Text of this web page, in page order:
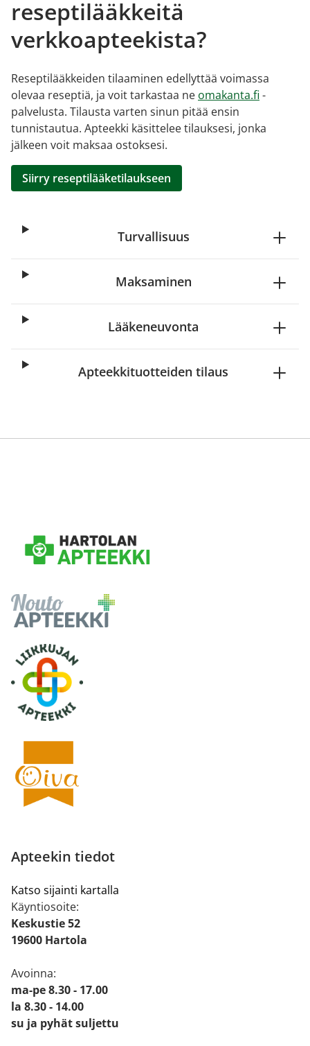
reseptilääkkeitä
verkkoapteekista?
Reseptilääkkeiden tilaaminen edellyttää voimassa
olevaa reseptiä, ja voit tarkastaa ne omakanta.fi -
palvelusta. Tilausta varten sinun pitää ensin
tunnistautua. Apteekki käsittelee tilauksesi, jonka
jälkeen voit maksaa ostoksesi.
Siirry reseptilääketilaukseen
Turvallisuus
Maksaminen
Lääkeneuvonta
Apteekkituotteiden tilaus
Apteekin tiedot
Katso sijainti kartalla
Käyntiosoite:
Keskustie 52
19600 Hartola
Avoinna:
ma-pe 8.30 - 17.00
la 8.30 - 14.00
su ja pyhät suljettu